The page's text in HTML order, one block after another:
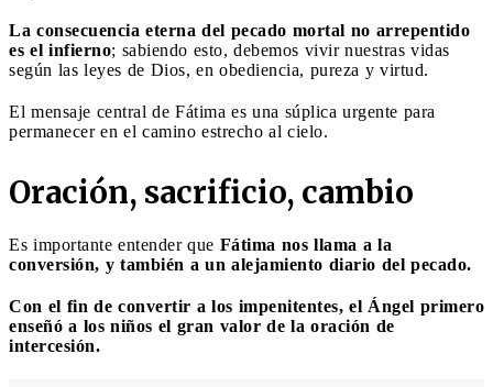
La consecuencia eterna del pecado mortal no arrepentido
es el infierno; sabiendo esto, debemos vivir nuestras vidas
según las leyes de Dios, en obediencia, pureza y virtud.
El mensaje central de Fátima es una súplica urgente para
permanecer en el camino estrecho al cielo.
Oración, sacrificio, cambio
Es importante entender que Fátima nos llama a la
conversión, y también a un alejamiento diario del pecado.
Con el fin de convertir a los impenitentes, el Ángel primero
enseñó a los niños el gran valor de la oración de
intercesión.